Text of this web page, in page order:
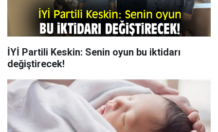
İYİ Partili Keskin: Senin oyun bu iktidarı
değiştirecek!